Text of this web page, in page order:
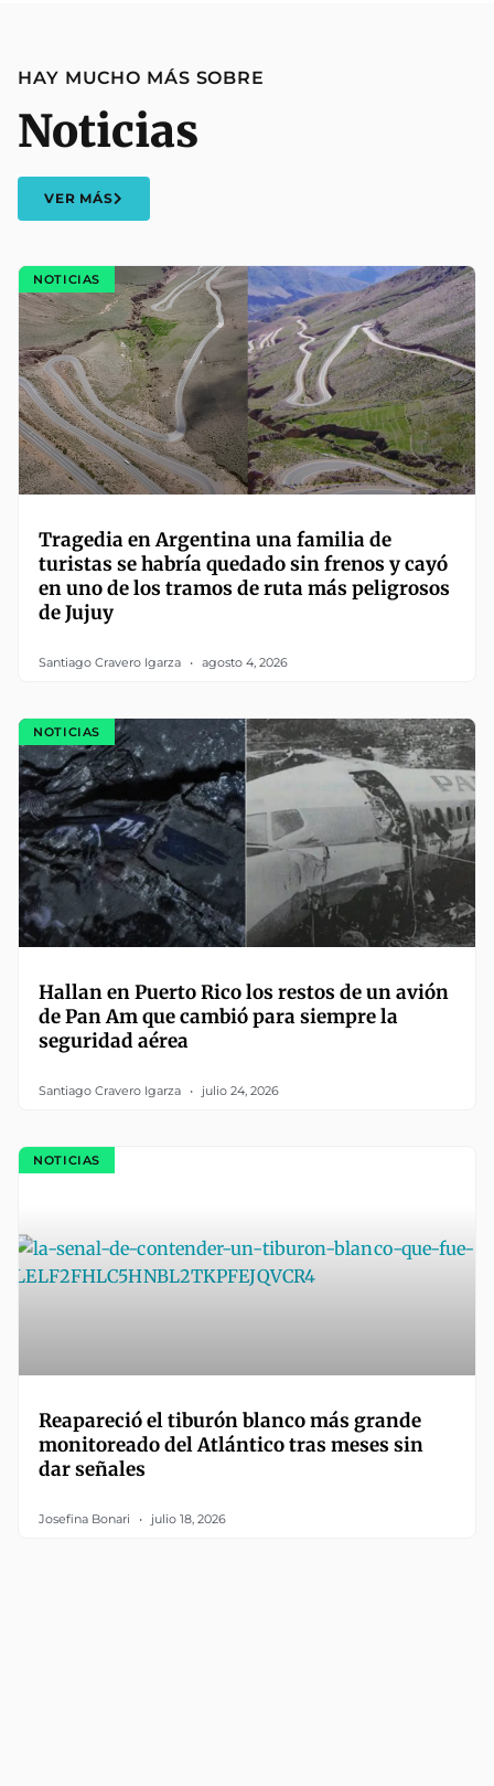
HAY MUCHO MÁS SOBRE
Noticias
VER MÁS
NOTICIAS
Tragedia en Argentina una familia de
turistas se habría quedado sin frenos y cayó
en uno de los tramos de ruta más peligrosos
de Jujuy
Santiago Cravero Igarza agosto 4, 2026
NOTICIAS
Hallan en Puerto Rico los restos de un avión
de Pan Am que cambió para siempre la
seguridad aérea
Santiago Cravero Igarza julio 24, 2026
NOTICIAS
Reapareció el tiburón blanco más grande
monitoreado del Atlántico tras meses sin
dar señales
Josefina Bonari julio 18, 2026